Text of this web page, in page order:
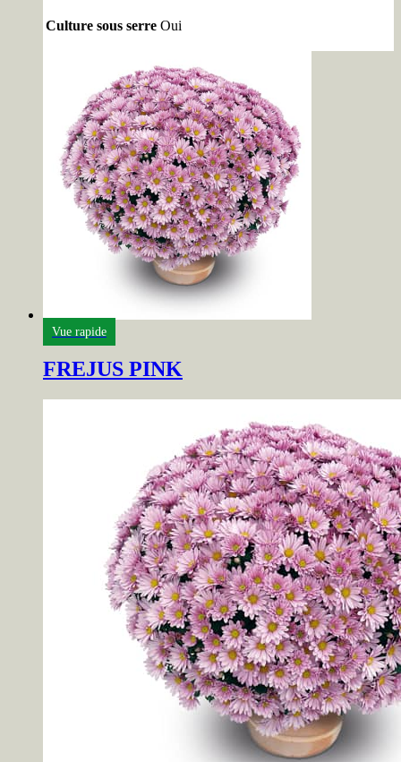
Culture sous serre Oui
Vue rapide
FREJUS PINK